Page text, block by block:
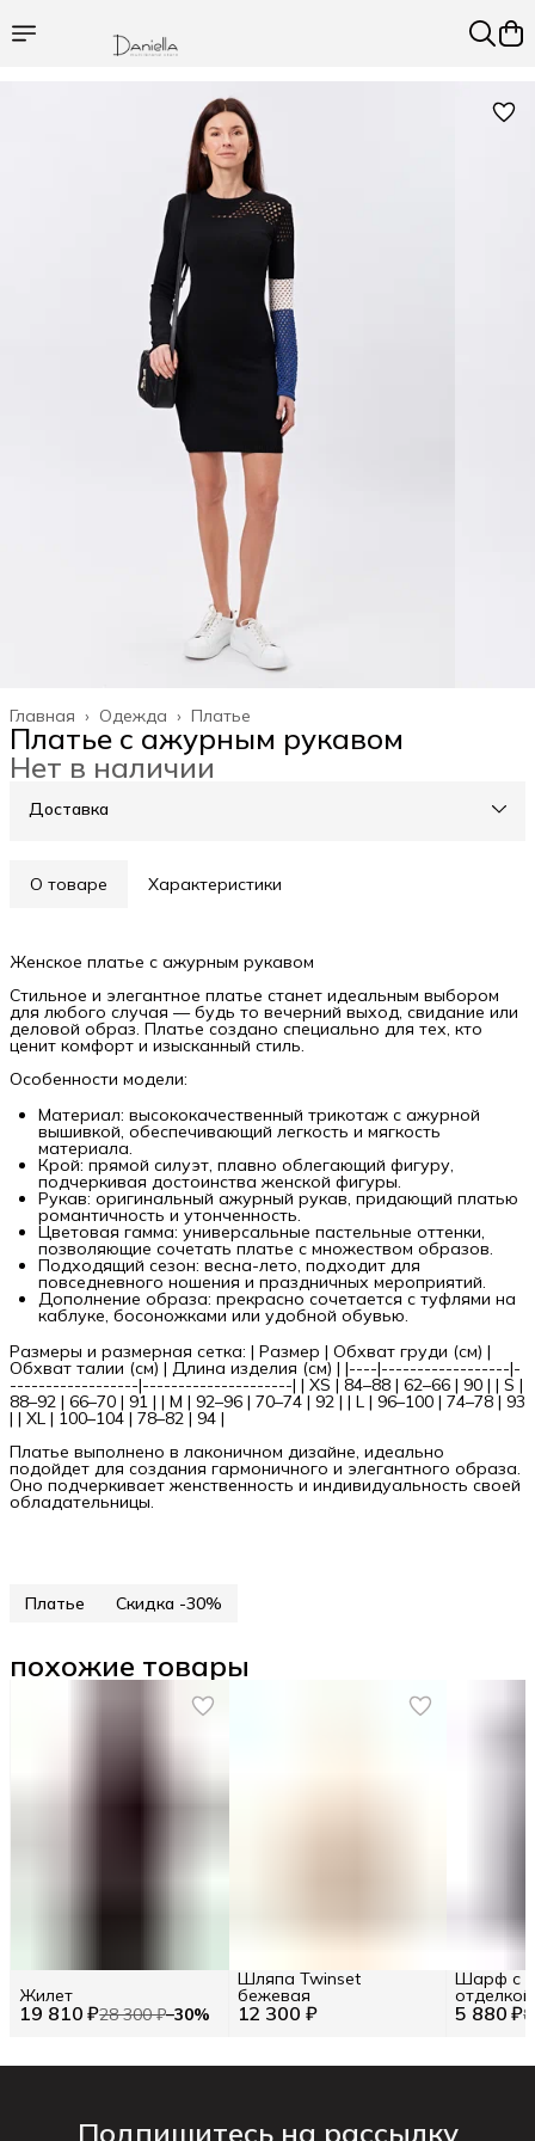
Платье
Одежда ›
Главная ›
Платье с ажурным рукавом
Нет в наличии
Доставка
О товаре Характеристики
Женское платье с ажурным рукавом
Стильное и элегантное платье станет идеальным выбором
для любого случая — будь то вечерний выход, свидание или
деловой образ. Платье создано специально для тех, кто
ценит комфорт и изысканный стиль.
Особенности модели:
Материал: высококачественный трикотаж с ажурной
вышивкой, обеспечивающий легкость и мягкость
материала.
Крой: прямой силуэт, плавно облегающий фигуру,
подчеркивая достоинства женской фигуры.
Рукав: оригинальный ажурный рукав, придающий платью
романтичность и утонченность.
Цветовая гамма: универсальные пастельные оттенки,
позволяющие сочетать платье с множеством образов.
Подходящий сезон: весна-лето, подходит для
повседневного ношения и праздничных мероприятий.
Дополнение образа: прекрасно сочетается с туфлями на
каблуке, босоножками или удобной обувью.
Размеры и размерная сетка: | Размер | Обхват груди (см) |
Обхват талии (см) | Длина изделия (см) | |----|------------------|-
------------------|---------------------| | XS | 84–88 | 62–66 | 90 | | S |
88–92 | 66–70 | 91 | | M | 92–96 | 70–74 | 92 | | L | 96–100 | 74–78 | 93
| | XL | 100–104 | 78–82 | 94 |
Платье выполнено в лаконичном дизайне, идеально
подойдет для создания гармоничного и элегантного образа.
Оно подчеркивает женственность и индивидуальность своей
обладательницы.
Платье Скидка -30%
похожие товары
19 810 ₽28 300 ₽−30%
Жилет
12 300 ₽
Шляпа Twinset
бежевая
5 880 ₽
Шарф с
Подпишитесь на рассылку